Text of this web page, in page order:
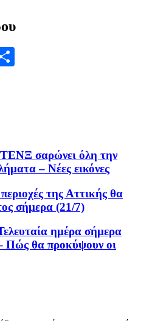
σαρώνει όλη την
– Νέες εικόνες
της Αττικής θα
σήμερα (21/7)
ημέρα σήμερα
– Πώς θα προκύψουν οι